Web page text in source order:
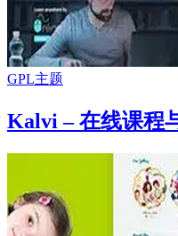
GPL主题
Kalvi – 在线课程